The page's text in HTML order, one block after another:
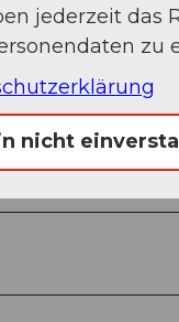
Ober Schweig
jederzeit das
zu
nicht